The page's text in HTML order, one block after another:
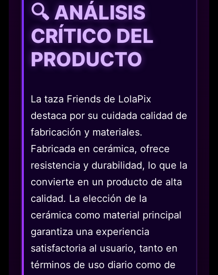
🔍 ANÁLISIS
CRÍTICO DEL
PRODUCTO
La taza Friends de LolaPix
destaca por su cuidada calidad de
fabricación y materiales.
Fabricada en cerámica, ofrece
resistencia y durabilidad, lo que la
convierte en un producto de alta
calidad. La elección de la
cerámica como material principal
garantiza una experiencia
satisfactoria al usuario, tanto en
términos de uso diario como de